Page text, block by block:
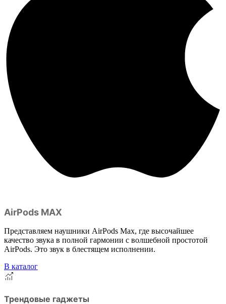
AirPods MAX
Представляем наушники AirPods Max, где высочайшее
качество звука в полной гармонии с волшебной простотой
AirPods. Это звук в блестящем исполнении.
В каталог
Трендовые гаджеты